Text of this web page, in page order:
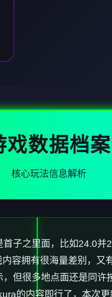
戏数据档案
核心玩法信息解析
子之里面，比如24.0
容拥有很海量差别，又
但很多地点面还是同
的内容即行了，本次